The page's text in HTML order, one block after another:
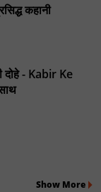
कहानी
दोहे - Kabir Ke
Show More